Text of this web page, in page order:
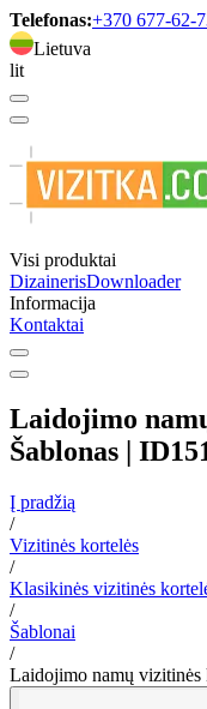
Telefonas:+370 677-62-
Lietuva
lit
Visi produktai
DizainerisDownloader
Informacija
Kontaktai
Laidojimo
Šablonas |
Į pradžią
/
Vizitinės kortelės
/
Klasikinės vizitinės
/
Šablonai
/
Laidojimo namų vizitinės